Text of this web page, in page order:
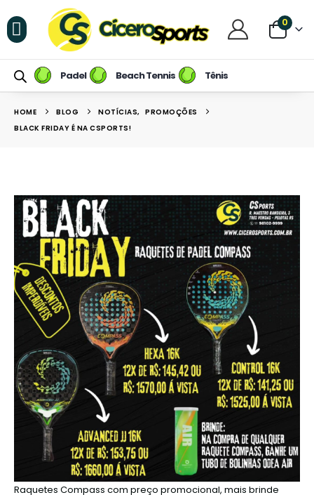
0
Padel Beach Tennis Tênis
HOME BLOG NOTÍCIAS, PROMOÇÕES
BLACK FRIDAY É NA CSPORTS!
Raquetes Compass com preço promocional, mais brinde